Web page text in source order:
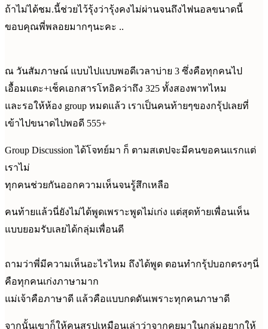
ถ้าไม่ได้ชม.นี้ช่วยไว้รุ้งว่ารุ้งคงไม่ผ่านจนถึงไฟนอลขนาดนี้
ขอบคุณพี่พลอยมากๆนะคะ ..
ณ วันสัมภาษณ์ แบบไปแบบพอดีเวลาบ่าย 3 ซึ่งคือทุกคนไป
เอื้อมแตะ+เช็คเอกสารโทอิคว่าถึง 325 ทั้งสองพาทไหม
และรอให้ห้อง group หมดแล้ว เราเป็นคนท้ายๆของกรุ้ปเลยที่
เข้าไปขนาดไปพอดี 555+
Group Discussion ได้โจทย์มา ก็ ตามสเตปจะมีคนขอคนแรกแต่
เราไม่
ทุกคนช่วยกันออกความเห็นจนรู้สึกเหลือ
คนท้ายแล้วนี่ยังไม่ได้พูดเพราะพูดไม่เก่ง แต่สุดท้ายเพื่อนเห็น
แบบยอมรับเลยได้กลุ่มเพื่อนดี
ถามว่าพี่มีความเห็นอะไรไหม ถึงได้พูด ตอนทำกรุ้ปบอกตรงๆนี่
คือทุกคนเก่งภาษามาก
แม่เจ้าคือภาษาดี แล้วคือแบบกดดันเพราะทุกคนภาษาดี
จากนั้นเขาก็ให้คนสรุปเหมือนเล่าว่าจากคุยมาในกลุ่มอยากให้